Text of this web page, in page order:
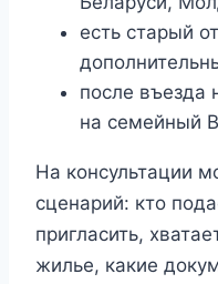
есть старый
после въезда
на семейный
На консультации
сценарий: кто
пригласить,
жилье, какие